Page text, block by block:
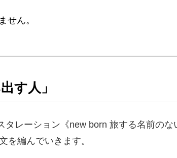
せん。
す人」
レーション《new born 旅する名前の
を編んでいきます。